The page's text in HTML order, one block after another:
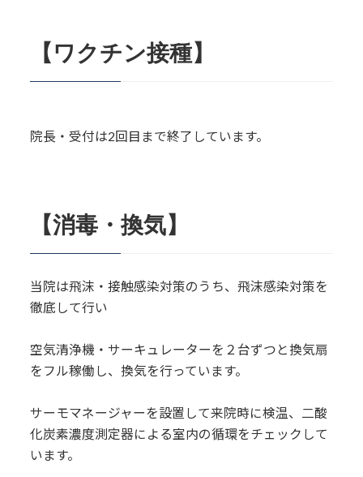
【ワクチン接種】
院長・受付は2回目まで終了しています。
【消毒・換気】
当院は飛沫・接触感染対策のうち、飛沫感染対策を
徹底して行い
空気清浄機・サーキュレーターを２台ずつと換気扇
をフル稼働し、換気を行っています。
サーモマネージャーを設置して来院時に検温、二酸
化炭素濃度測定器による室内の循環をチェックして
います。